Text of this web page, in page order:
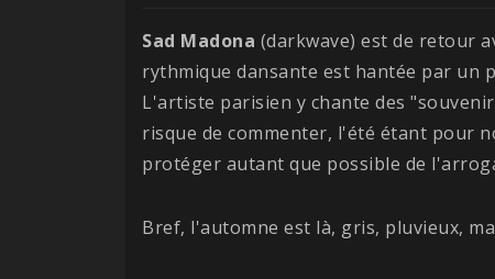
Sad Madona (darkwave) est de retour
rythmique dansante est hantée par un
L'artiste parisien y chante des
risque de commenter, l'été étant pour
protéger autant que possible de
Bref, l'automne est là, gris, pluvieux,